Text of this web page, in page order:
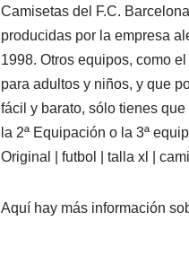
Camisetas del F.C.
producidas por la empresa
1998. Otros equipos, como
para adultos y niños, y que
fácil y barato, sólo tienes
la 2ª Equipación o la 3ª
Original | futbol | talla xl |
Aquí hay más información